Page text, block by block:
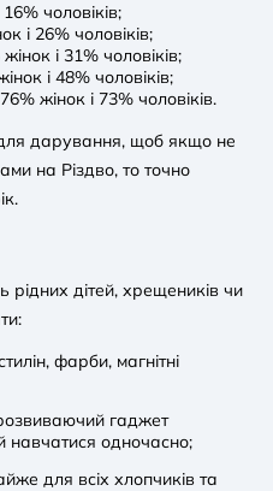
чоловіків;
і 26% чоловіків;
і 31% чоловіків;
і 48% чоловіків;
жінок і 73% чоловіків.
дарування, щоб якщо не
на Різдво, то точно
рідних дітей, хрещеників чи
фарби, магнітні
гаджет
навчатися одночасно;
для всіх хлопчиків та